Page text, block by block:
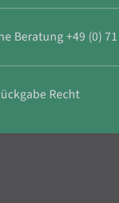
Beratung +49 (0)
Recht